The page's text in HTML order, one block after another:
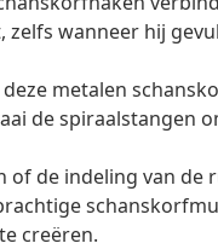
wanneer hij
metalen
de spiraalstangen
of de indeling van de
creëren.